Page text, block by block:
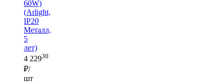
60W)
(Arlight,
IP20
Металл,
5
лет)
4 22930
₽/
шт